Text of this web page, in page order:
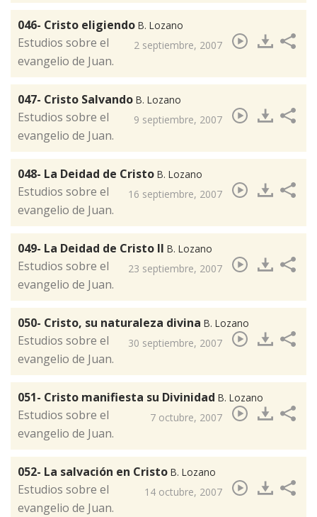
046- Cristo eligiendo B. Lozano
2 septiembre, 2007
​Estudios sobre el
evangelio de Juan.
047- Cristo Salvando B. Lozano
9 septiembre, 2007
Estudios sobre el
evangelio de Juan.
048- La Deidad de Cristo B. Lozano
16 septiembre, 2007
Estudios sobre el
evangelio de Juan.
049- La Deidad de Cristo II B. Lozano
23 septiembre, 2007
Estudios sobre el
evangelio de Juan.
050- Cristo, su naturaleza divina B. Lozano
30 septiembre, 2007
​Estudios sobre el
evangelio de Juan.
051- Cristo manifiesta su Divinidad B. Lozano
7 octubre, 2007
​Estudios sobre el
evangelio de Juan.
052- La salvación en Cristo B. Lozano
14 octubre, 2007
​Estudios sobre el
evangelio de Juan.